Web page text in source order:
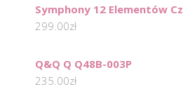
Symphony 12 Elementów
299.00zł
Q&Q Q Q48B-003P
235.00zł